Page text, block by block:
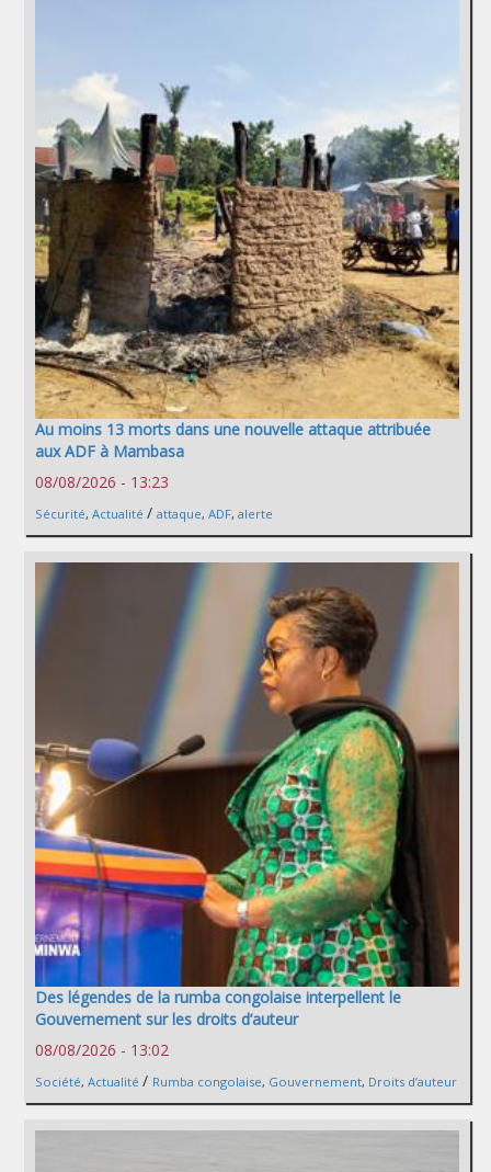
Au moins 13 morts dans une nouvelle attaque attribuée
aux ADF à Mambasa
08/08/2026 - 13:23
Sécurité, Actualité / attaque, ADF, alerte
Des légendes de la rumba congolaise interpellent le
Gouvernement sur les droits d’auteur
08/08/2026 - 13:02
Société, Actualité / Rumba congolaise, Gouvernement, Droits d’auteur